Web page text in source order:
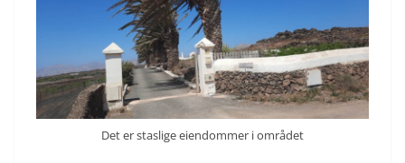
Det er staslige eiendommer i området